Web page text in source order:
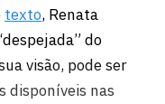
texto, Renata
do
visão, pode ser
disponíveis nas